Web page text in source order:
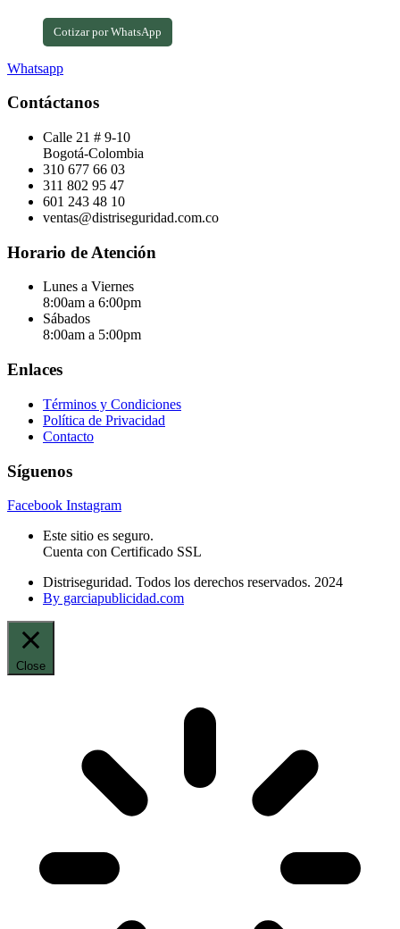
Cotizar por WhatsApp
Whatsapp
Contáctanos
Calle 21 # 9-10
Bogotá-Colombia
310 677 66 03
311 802 95 47
601 243 48 10
ventas@distriseguridad.com.co
Horario de Atención
Lunes a Viernes
8:00am a 6:00pm
Sábados
8:00am a 5:00pm
Enlaces
Términos y Condiciones
Política de Privacidad
Contacto
Síguenos
Facebook Instagram
Este sitio es seguro.
Cuenta con Certificado SSL
Distriseguridad. Todos los derechos reservados. 2024
By garciapublicidad.com
Close